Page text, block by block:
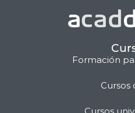
Formación
Cursos